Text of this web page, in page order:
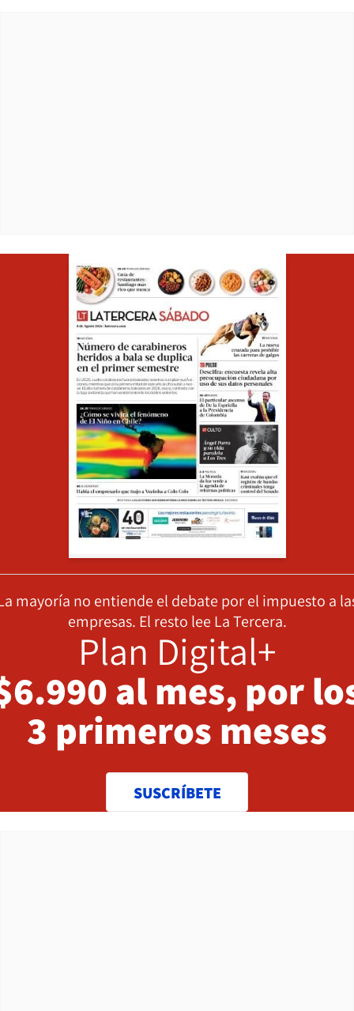
mayoría no entiende el debate por el impuesto a
empresas. El resto lee La Tercera.
Plan Digital+
al mes, por
3 primeros meses
SUSCRÍBETE